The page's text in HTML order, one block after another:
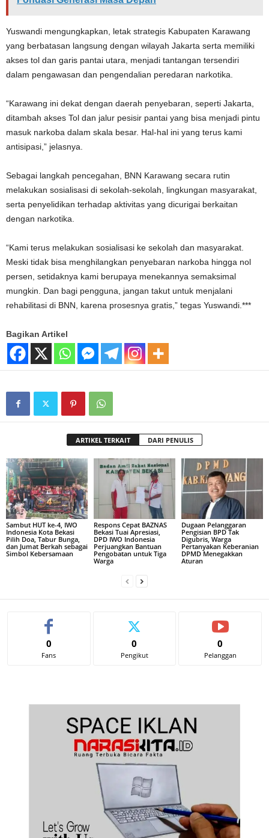
Yuswandi mengungkapkan, letak strategis Kabupaten Karawang
yang berbatasan langsung dengan wilayah Jakarta serta memiliki
akses tol dan garis pantai utara, menjadi tantangan tersendiri
dalam pengawasan dan pengendalian peredaran narkotika.
“Karawang ini dekat dengan daerah penyebaran, seperti Jakarta,
ditambah akses Tol dan jalur pesisir pantai yang bisa menjadi pintu
masuk narkoba dalam skala besar. Hal-hal ini yang terus kami
antisipasi,” jelasnya.
Sebagai langkah pencegahan, BNN Karawang secara rutin
melakukan sosialisasi di sekolah-sekolah, lingkungan masyarakat,
serta penyelidikan terhadap aktivitas yang dicurigai berkaitan
dengan narkotika.
“Kami terus melakukan sosialisasi ke sekolah dan masyarakat.
Meski tidak bisa menghilangkan penyebaran narkoba hingga nol
persen, setidaknya kami berupaya menekannya semaksimal
mungkin. Dan bagi pengguna, jangan takut untuk menjalani
rehabilitasi di BNN, karena prosesnya gratis,” tegas Yuswandi.***
Bagikan Artikel
ARTIKEL TERKAIT DARI PENULIS
Sambut HUT ke-4, IWO
Indonesia Kota Bekasi
Pilih Doa, Tabur Bunga,
dan Jumat Berkah sebagai
Simbol Kebersamaan
Respons Cepat BAZNAS
Bekasi Tuai Apresiasi,
DPD IWO Indonesia
Perjuangkan Bantuan
Pengobatan untuk Tiga
Warga
Dugaan Pelanggaran
Pengisian BPD Tak
Digubris, Warga
Pertanyakan Keberanian
DPMD Menegakkan
Aturan
0
Fans
0
Pengikut
0
Pelanggan